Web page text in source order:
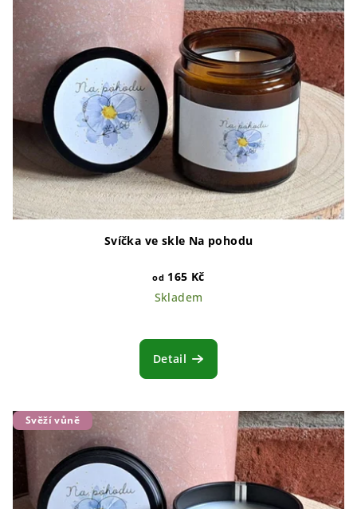
Svíčka ve skle Na pohodu
od 165 Kč
Skladem
Detail
Svěží vůně